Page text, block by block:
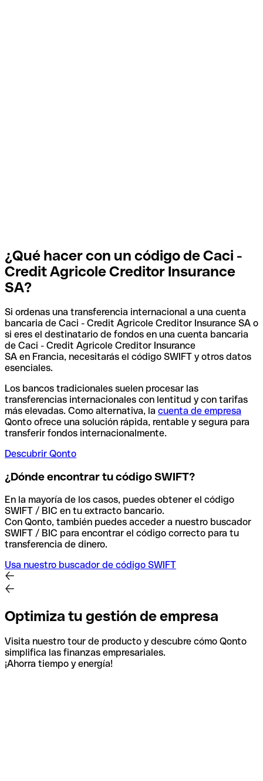
¿Qué hacer con un código de Caci -
Credit Agricole Creditor Insurance
SA?
Si ordenas una transferencia internacional a una cuenta
bancaria de Caci - Credit Agricole Creditor Insurance SA o
si eres el destinatario de fondos en una cuenta bancaria
de Caci - Credit Agricole Creditor Insurance
SA en Francia, necesitarás el código SWIFT y otros datos
esenciales.
Los bancos tradicionales suelen procesar las
transferencias internacionales con lentitud y con tarifas
más elevadas. Como alternativa, la cuenta de empresa
Qonto ofrece una solución rápida, rentable y segura para
transferir fondos internacionalmente.
Descubrir Qonto
¿Dónde encontrar tu código SWIFT?
En la mayoría de los casos, puedes obtener el código
SWIFT / BIC en tu extracto bancario.
Con Qonto, también puedes acceder a nuestro buscador
SWIFT / BIC para encontrar el código correcto para tu
transferencia de dinero.
Usa nuestro buscador de código SWIFT
Optimiza tu gestión de empresa
Visita nuestro tour de producto y descubre cómo Qonto
simplifica las finanzas empresariales.
¡Ahorra tiempo y energía!